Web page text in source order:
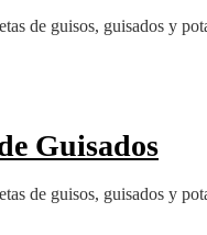
de guisos, guisados y
Guisados
de guisos, guisados y